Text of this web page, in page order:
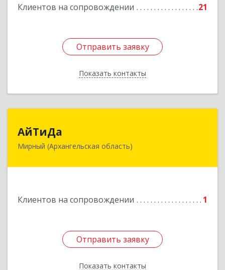
Клиентов на сопровождении 21
Отправить заявку
Показать контакты
Отправить заявку
Назад
АйТиДа
Мирный (Архангельская область)
Клиентов на сопровождении 1
Отправить заявку
Показать контакты
164170, Архангельская обл, Мирный г,
Отправить заявку
Назад